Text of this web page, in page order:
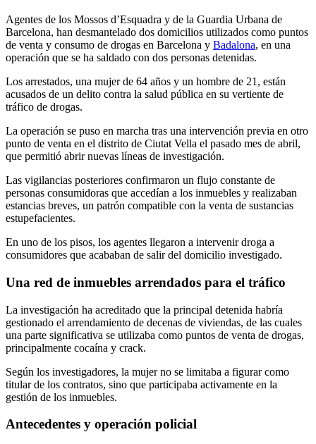
Agentes de los Mossos d’Esquadra y de la Guardia Urbana de
Barcelona, han desmantelado dos domicilios utilizados como puntos
de venta y consumo de drogas en Barcelona y Badalona, en una
operación que se ha saldado con dos personas detenidas.
Los arrestados, una mujer de 64 años y un hombre de 21, están
acusados de un delito contra la salud pública en su vertiente de
tráfico de drogas.
La operación se puso en marcha tras una intervención previa en otro
punto de venta en el distrito de Ciutat Vella el pasado mes de abril,
que permitió abrir nuevas líneas de investigación.
Las vigilancias posteriores confirmaron un flujo constante de
personas consumidoras que accedían a los inmuebles y realizaban
estancias breves, un patrón compatible con la venta de sustancias
estupefacientes.
En uno de los pisos, los agentes llegaron a intervenir droga a
consumidores que acababan de salir del domicilio investigado.
Una red de inmuebles arrendados para el tráfico
La investigación ha acreditado que la principal detenida habría
gestionado el arrendamiento de decenas de viviendas, de las cuales
una parte significativa se utilizaba como puntos de venta de drogas,
principalmente cocaína y crack.
Según los investigadores, la mujer no se limitaba a figurar como
titular de los contratos, sino que participaba activamente en la
gestión de los inmuebles.
Antecedentes y operación policial